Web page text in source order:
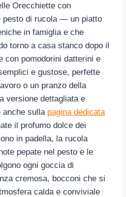
Orecchiette con
pesto di rucola — un piatto
in famiglia e che
torno a casa stanco dopo il
con pomodorini datterini e
e gustose, perfette
o un pranzo della
versione dettagliata e
anche sulla pagina dedicata
il profumo dolce dei
in padella, la rucola
pepate nel pesto e le
ogni goccia di
cremosa, bocconi che si
calda e conviviale